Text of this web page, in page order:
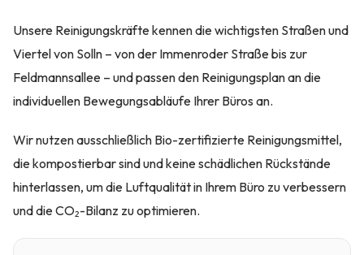
Unsere Reinigungskräfte kennen die wichtigsten Straßen und
Viertel von Solln – von der Immenroder Straße bis zur
Feldmannsallee – und passen den Reinigungsplan an die
individuellen Bewegungsabläufe Ihrer Büros an.
Wir nutzen ausschließlich Bio-zertifizierte Reinigungsmittel,
die kompostierbar sind und keine schädlichen Rückstände
hinterlassen, um die Luftqualität in Ihrem Büro zu verbessern
und die CO₂-Bilanz zu optimieren.